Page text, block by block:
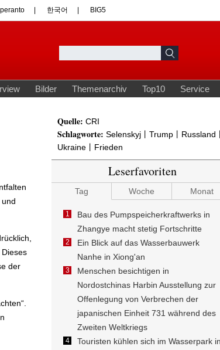
der
Quelle: CRI
Schlagworte: Selenskyj丨Trump丨Russland丨
Ukraine丨Frieden